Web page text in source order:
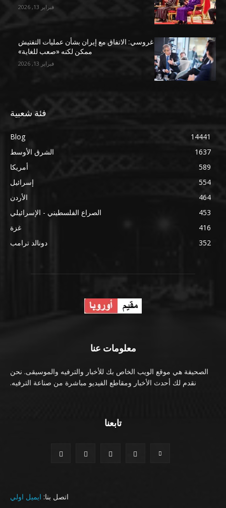
فبراير 13, 2026
غروسي: الاتفاق مع إيران بشأن عمليات التفتيش
ممكن لكنه «صعب للغاية»
فبراير 13, 2026
فئة شعبية
Blog
14441
الشرق الأوسط
1637
أمريكا
589
إسرائيل
554
الأردن
464
الصراع الفلسطيني - الإسرائيلي
453
غزة
416
دونالد ترامب
352
معلومات عنا
الصحيفة هي موقع الويب الخاص بك للأخبار والترفيه والموسيقى. نحن
نقدم لك أحدث الأخبار ومقاطع الفيديو مباشرة من صناعة الترفيه.
تابعنا
اتصل بنا: ايميل اولي